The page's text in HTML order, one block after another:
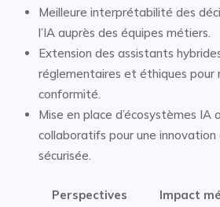
Meilleure interprétabilité des
l’IA auprès des équipes métiers.
Extension des assistants
réglementaires et éthiques pour
conformité.
Mise en place d’écosystèmes IA
collaboratifs pour une
sécurisée.
Perspectives Impact